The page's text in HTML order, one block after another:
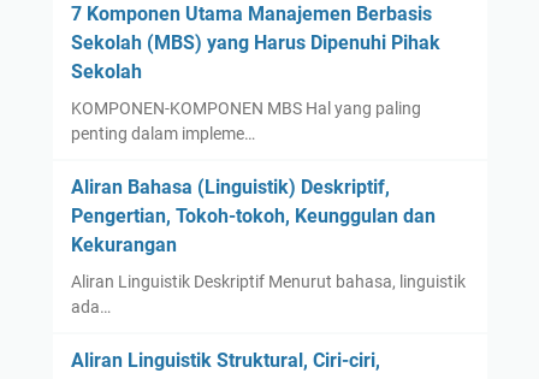
7 Komponen Utama Manajemen Berbasis
Sekolah (MBS) yang Harus Dipenuhi Pihak
Sekolah
KOMPONEN-KOMPONEN MBS Hal yang paling
penting dalam impleme…
Aliran Bahasa (Linguistik) Deskriptif,
Pengertian, Tokoh-tokoh, Keunggulan dan
Kekurangan
Aliran Linguistik Deskriptif Menurut bahasa, linguistik
ada…
Aliran Linguistik Struktural, Ciri-ciri,